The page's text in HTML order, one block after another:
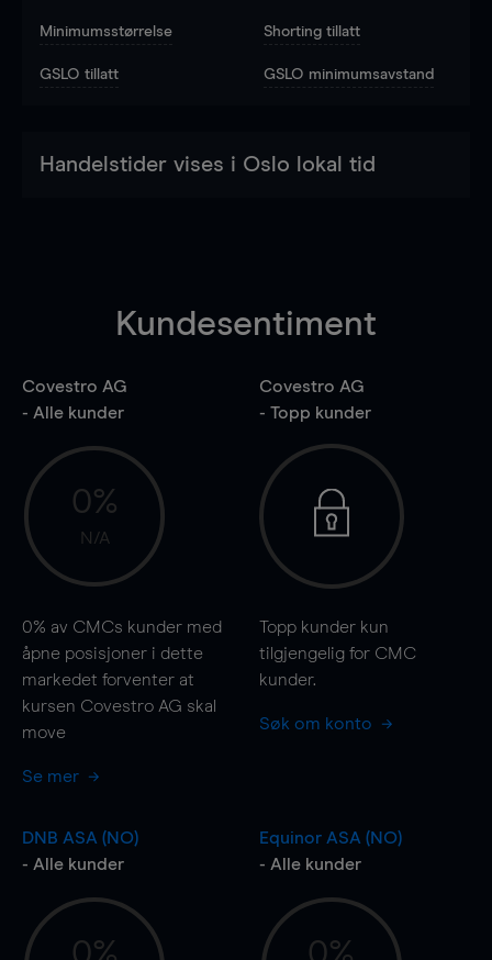
Minimumsstørrelse Shorting tillatt
GSLO tillatt GSLO minimumsavstand
Handelstider vises i Oslo lokal tid
Kundesentiment
Covestro AG
- Alle kunder
0%
N/A
0% av CMCs kunder med
åpne posisjoner i dette
markedet forventer at
kursen Covestro AG skal
move
Se mer
Covestro AG
- Topp kunder
Topp kunder kun
tilgjengelig for CMC
kunder.
Søk om konto
DNB ASA (NO)
- Alle kunder
Equinor ASA (NO)
- Alle kunder